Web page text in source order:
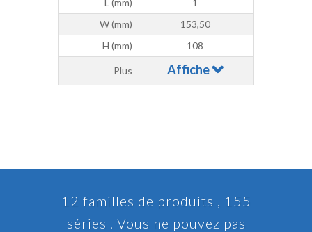
W (mm)
153,50
H (mm)
108
Plus Affiche
12 familles de produits , 155
séries . Vous ne pouvez pas